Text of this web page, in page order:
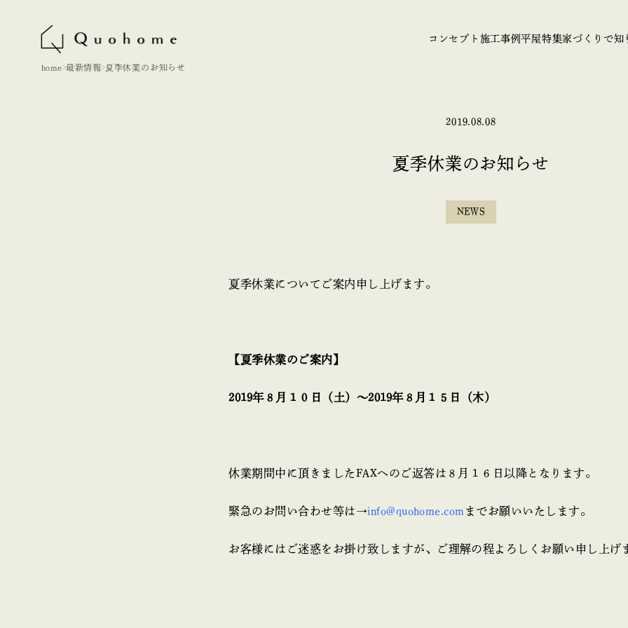
コンセプト 施工事例平屋特集家づくりで知
home 最新情報 夏季休業のお知らせ
2019.08.08
夏季休業のお知らせ
NEWS
夏季休業についてご案内申し上げます。
【夏季休業のご案内】
2019年８月１０日（土）～2019年８月１５日（木）
休業期間中に頂きましたFAXへのご返答は８月１６日以降となります。
緊急のお問い合わせ等は→info@quohome.com までお願いいたします。
お客様にはご迷惑をお掛け致しますが、ご理解の程よろしくお願い申し上げ